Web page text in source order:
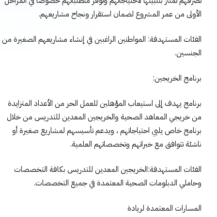
الأولى من عمر المشروع لضمان استقرار ونجاح مشاريعهم.
الفئات المستهدفة: المواطنين الراغبين في إنشاء مشاريعهم الصغيرة من
الجنسين.
برنامج الخريجين:
برنامج يهدف إلى استيعاب المؤهلين للعمل الحر من الأعداد المتزايدة
من خريجي المعاهد الصحية والخريجين المعدين للتدريس من خلال
برنامج خاص يلبي احتياجاتهم ، ويدعم تأسيسهم لمشاريع صغيرة أو
ناشئة تتوافق مع خبراتهم وتخصصاتهم العلمية.
الفئات المستهدفة:الخريجين المعدين للتدريس بكافة التخصصات
وحاملي الدبلومات الصحية المعتمدة في جميع التخصصات.
المسارات المعتمدة لريادة